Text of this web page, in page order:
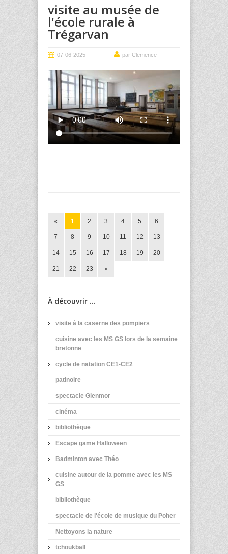
visite au musée de
l'école rurale à
Trégarvan
07-06-2025 par Clemence
« 1 2 3 4 5 6
7 8 9 10 11 12 13
14 15 16 17 18 19 20
21 22 23 »
À découvrir ...
visite à la caserne des pompiers
cuisine avec les MS GS lors de la semaine
bretonne
cycle de natation CE1-CE2
patinoire
spectacle Glenmor
cinéma
bibliothèque
Escape game Halloween
Badminton avec Théo
cuisine autour de la pomme avec les MS
GS
bibliothèque
spectacle de l'école de musique du Poher
Nettoyons la nature
tchoukball